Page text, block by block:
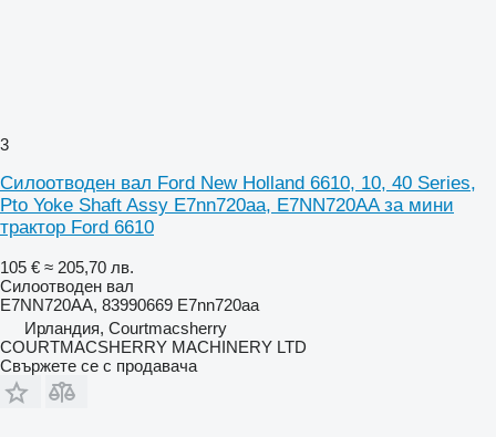
3
Силоотводен вал Ford New Holland 6610, 10, 40 Series,
Pto Yoke Shaft Assy E7nn720aa, E7NN720AA за мини
трактор Ford 6610
105 € ≈ 205,70 лв.
Силоотводен вал
E7NN720AA, 83990669 E7nn720aa
Ирландия, Courtmacsherry
COURTMACSHERRY MACHINERY LTD
Свържете се с продавача